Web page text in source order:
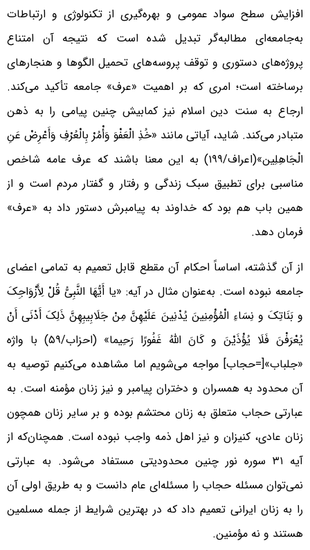
افزایش سطح سواد عمومی و بهره‌گیری از تکنولوژی و ارتباطات
به‌جامعه‌ای مطالبه‌گر تبدیل شده است که نتیجه آن امتناع
پروژه‌های دستوری و توقف پروسه‌های تحمیل الگوها و هنجارهای
برساخته است؛ امری که بر اهمیت «عرف» جامعه تأکید می‌کند.
ارجاع به سنت دین اسلام نیز کمابیش چنین پیامی را به ذهن
متبادر می‌کند. شاید، آیاتی مانند «خُذِ الْعَفْوَ وَأْمُرْ بِالْعُرْفِ وَأَعْرِضْ عَنِ
الْجَاهِلِین»(اعراف/۱۹۹) به این معنا باشند که عرف عامه شاخص
‌مناسبی برای تطبیق سبک زندگی و رفتار و گفتار مردم است و از
همین باب هم بود که خداوند به پیامبرش دستور داد به «عرف»
فرمان دهد.
از آن گذشته، اساساً احکام آن مقطع قابل تعمیم به تمامی اعضای
جامعه نبوده است. به‌عنوان مثال در آیه: «یا أَیُّهَا النَّبِیُّ قُلْ لِأَزْوَاجِکَ
و بَنَاتِکَ و نِسَاءِ الْمُؤْمِنِینَ یُدْنِینَ عَلَیْهِنَّ مِنْ جَلَابِیبِهِنَّ ذَلِکَ أَدْنَی أَنْ
یُعْرَفْنَ فَلَا یُؤْذَیْنَ و کَانَ اللَّهُ غَفُورًا رَحِیما» (احزاب/۵۹) با واژه
«جلباب»[=حجاب] مواجه می‌شویم اما مشاهده می‌کنیم توصیه به
آن محدود به همسران و دختران پیامبر و نیز زنان مؤمنه است. به
عبارتی حجاب متعلق به زنان محتشم بوده و بر سایر زنان همچون
زنان عادی، کنیزان و نیز اهل ذمه واجب نبوده است. همچنان‌که از
آیه ۳۱ سوره نور چنین محدودیتی مستفاد می‌شود. به عبارتی
نمی‌توان مسئله حجاب را مسئله‌ای عام دانست و به‌ طریق اولی آن
را به زنان ایرانی تعمیم داد که در بهترین شرایط از جمله مسلمین
هستند و نه مؤمنین.